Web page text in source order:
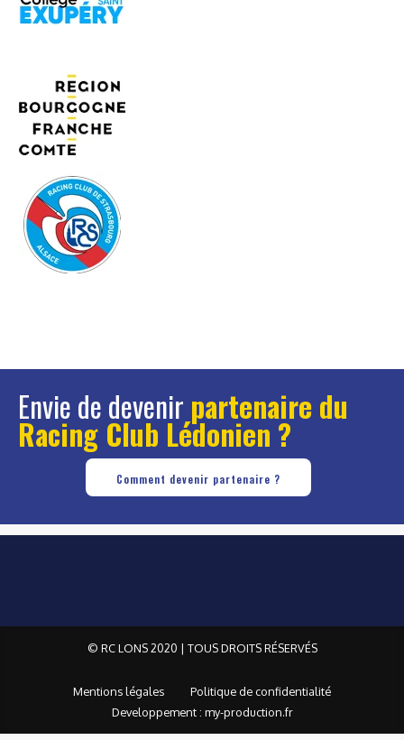
Envie de devenir partenaire du
Racing Club Lédonien ?
Comment devenir partenaire ?
© RC LONS 2020 | TOUS DROITS RÉSERVÉS
Mentions légales
Politique de confidentialité
Developpement : my-production.fr